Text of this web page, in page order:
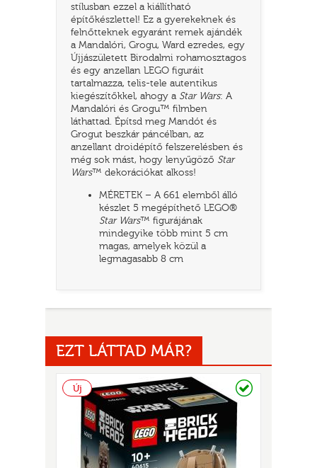
stílusban ezzel a kiállítható
építőkészlettel! Ez a gyerekeknek és
felnőtteknek egyaránt remek ajándék
a Mandalóri, Grogu, Ward ezredes, egy
Újjászületett Birodalmi rohamosztagos
és egy anzellan LEGO figuráit
tartalmazza, telis-tele autentikus
kiegészítőkkel, ahogy a Star Wars: A
Mandalóri és Grogu™ filmben
láthattad. Építsd meg Mandót és
Grogut beszkár páncélban, az
anzellant droidépítő felszerelésben és
még sok mást, hogy lenyűgöző Star
Wars™ dekorációkat alkoss!
MÉRETEK – A 661 elemből álló
készlet 5 megépíthető LEGO®
Star Wars™ figurájának
mindegyike több mint 5 cm
magas, amelyek közül a
legmagasabb 8 cm
EZT LÁTTAD MÁR?
Új